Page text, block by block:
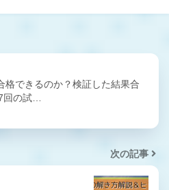
格できるのか？検証した結果合
回の試…
次の記事